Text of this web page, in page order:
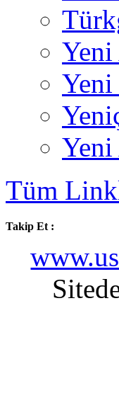
Yeni
Yeni
Tüm
Takip Et :